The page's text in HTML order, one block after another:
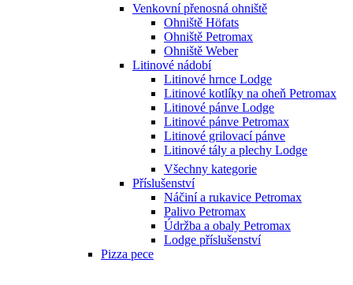
Venkovní přenosná ohniště
Ohniště Höfats
Ohniště Petromax
Ohniště Weber
Litinové nádobí
Litinové hrnce Lodge
Litinové kotlíky na oheň Petromax
Litinové pánve Lodge
Litinové pánve Petromax
Litinové grilovací pánve
Litinové tály a plechy Lodge
Všechny kategorie
Příslušenství
Náčiní a rukavice Petromax
Palivo Petromax
Údržba a obaly Petromax
Lodge příslušenství
Pizza pece